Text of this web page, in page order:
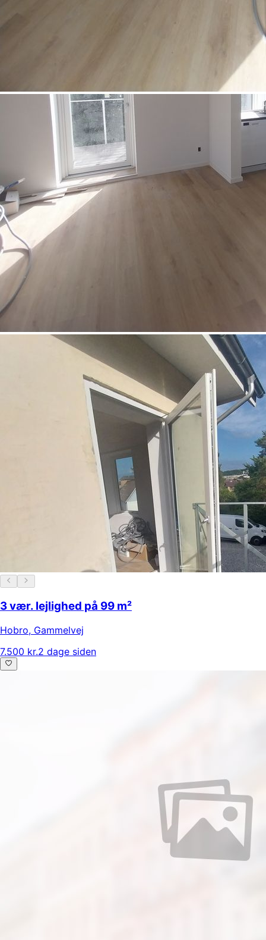
3 vær. lejlighed på 99 m²
Hobro, Gammelvej
7.500 kr.2 dage siden